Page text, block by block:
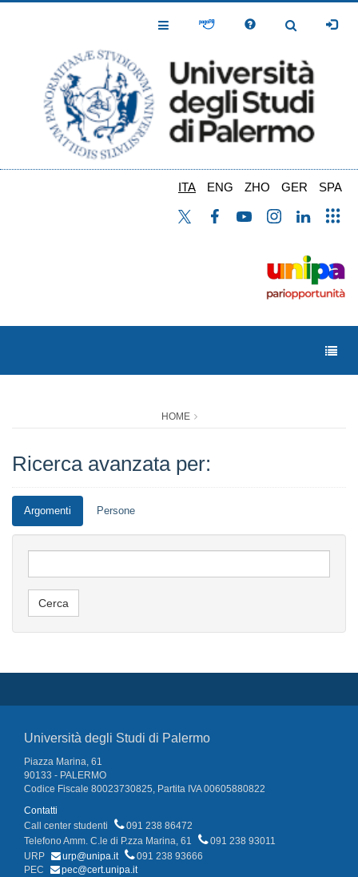
Toggle
Toggle
ITA ENG ZHO GER SPA
HOME
Ricerca avanzata per:
Argomenti Persone
Università degli Studi di Palermo
Piazza Marina, 61
90133 - PALERMO
Codice Fiscale 80023730825, Partita IVA 00605880822
Contatti
Call center studenti
091 238 86472
Telefono Amm. C.le di P.zza Marina, 61
091 238 93011
URP
urp@unipa.it
091 238 93666
PEC
pec@cert.unipa.it